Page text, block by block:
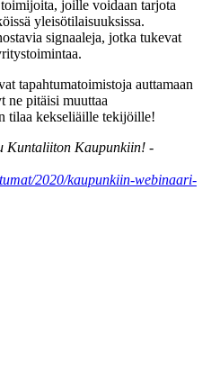
joille voidaan tarjota
yleisötilaisuuksissa.
signaaleja, jotka tukevat
tapahtumatoimistoja auttamaan
ne pitäisi muuttaa
tilaa kekseliäille tekijöille!
Kuntaliiton Kaupunkiin! -
2020/kaupunkiin-webinaari-